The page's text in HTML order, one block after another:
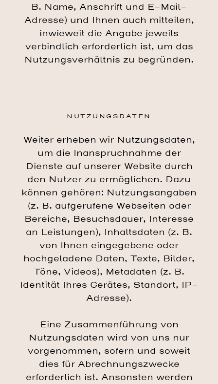
B. Name, Anschrift und E-Mail-
Adresse) und Ihnen auch mitteilen,
inwieweit die Angabe jeweils
verbindlich erforderlich ist, um das
Nutzungsverhältnis zu begründen.
NUTZUNGSDATEN
Weiter erheben wir Nutzungsdaten,
um die Inanspruchnahme der
Dienste auf unserer Website durch
den Nutzer zu ermöglichen. Dazu
können gehören: Nutzungsangaben
(z. B. aufgerufene Webseiten oder
Bereiche, Besuchsdauer, Interesse
an Leistungen), Inhaltsdaten (z. B.
von Ihnen eingegebene oder
hochgeladene Daten, Texte, Bilder,
Töne, Videos), Metadaten (z. B.
Identität Ihres Gerätes, Standort, IP-
Adresse).
Eine Zusammenführung von
Nutzungsdaten wird von uns nur
vorgenommen, sofern und soweit
dies für Abrechnungszwecke
erforderlich ist. Ansonsten werden